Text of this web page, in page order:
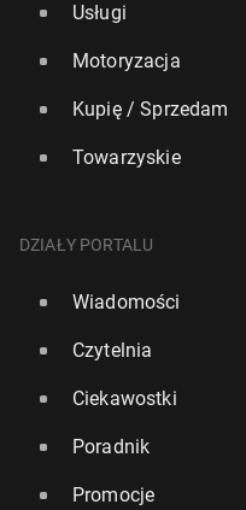
Usługi
Motoryzacja
Kupię / Sprzedam
Towarzyskie
DZIAŁY PORTALU
Wiadomości
Czytelnia
Ciekawostki
Poradnik
Promocje